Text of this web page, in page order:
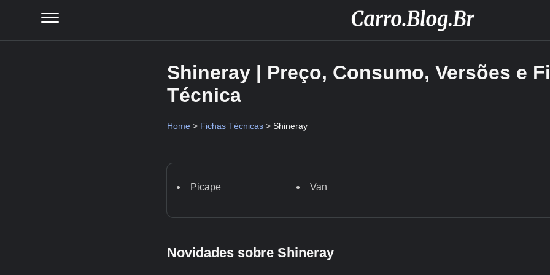
Shineray | Preço, Consumo, Versões e
Técnica
Home > Fichas Técnicas > Shineray
Picape Van
Novidades sobre Shineray